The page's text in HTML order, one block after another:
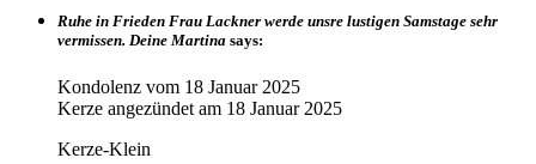
Ruhe in Frieden Frau Lackner werde unsre lustigen Samstage sehr
vermissen. Deine Martina says:
Kondolenz vom 18 Januar 2025
Kerze angezündet am 18 Januar 2025
Kerze-Klein